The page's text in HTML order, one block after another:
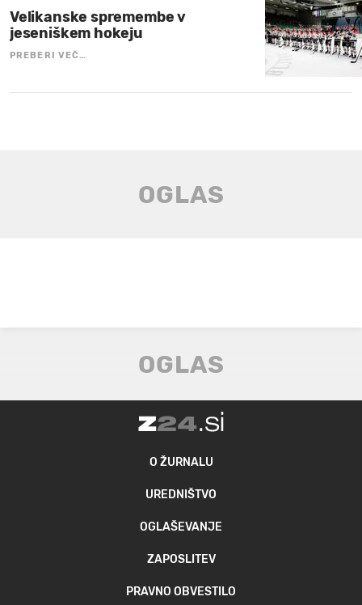
Velikanske spremembe v
jeseniškem hokeju
PREBERI VEČ…
O ŽURNALU
UREDNIŠTVO
OGLAŠEVANJE
ZAPOSLITEV
PRAVNO OBVESTILO